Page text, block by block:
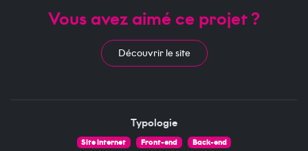
Vous avez aimé ce projet ?
Découvrir le site
Typologie
Site internet Front-end Back-end